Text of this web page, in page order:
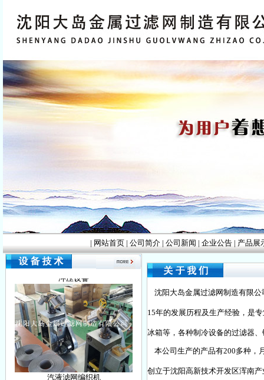
| 网站首页 | 公司简介 | 公司新闻 | 企业公告 | 产品展
盘管切断机
汽液滤网编织机
沈阳大岛金属过滤网制造有限公
15年的发展历程及生产经验，是
冰箱等，各种制冷设备的过滤器
本公司生产的产品有200多种，
创立于沈阳高新技术开发区浑南